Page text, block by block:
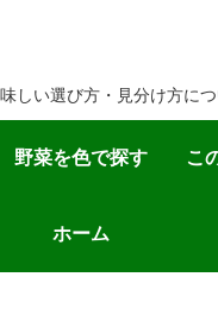
しい選び方・見分け方に
野菜を色で探す こ
ホーム